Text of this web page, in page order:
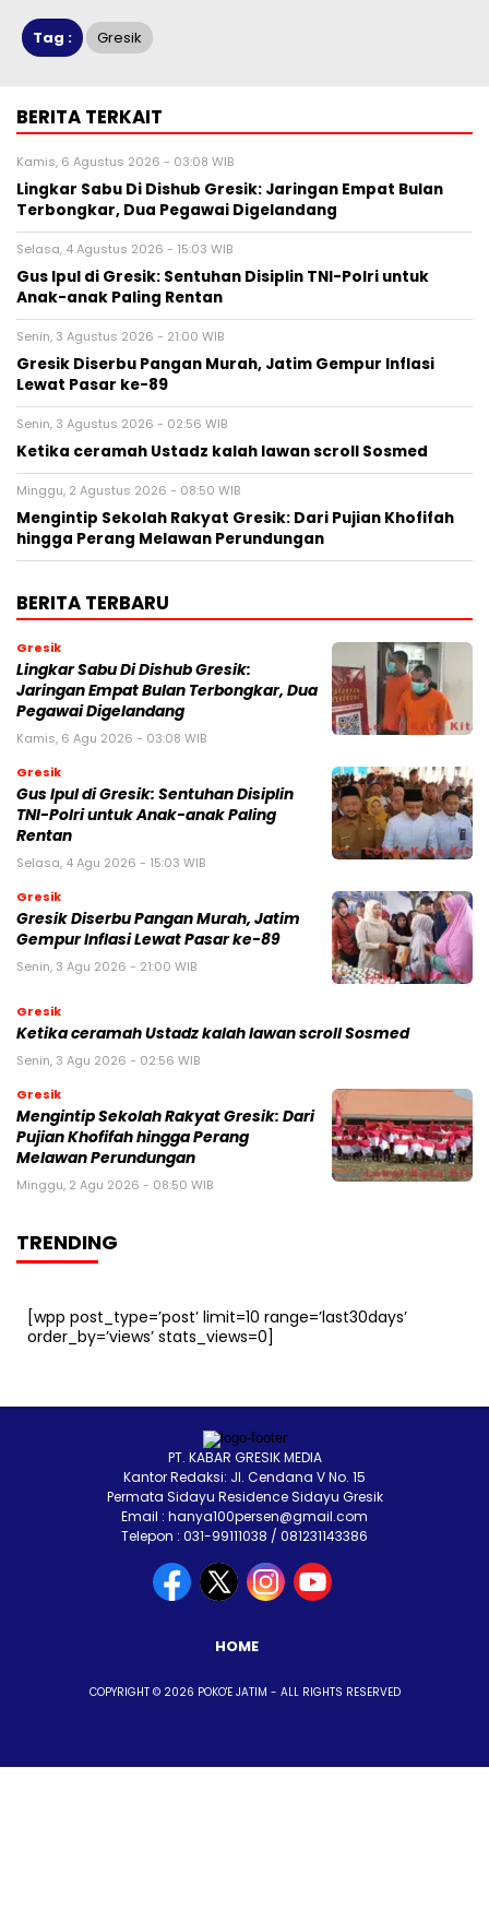
Tag : Gresik
BERITA TERKAIT
Kamis, 6 Agustus 2026 - 03:08 WIB
Lingkar Sabu Di Dishub Gresik: Jaringan Empat Bulan
Terbongkar, Dua Pegawai Digelandang
Selasa, 4 Agustus 2026 - 15:03 WIB
Gus Ipul di Gresik: Sentuhan Disiplin TNI-Polri untuk
Anak-anak Paling Rentan
Senin, 3 Agustus 2026 - 21:00 WIB
Gresik Diserbu Pangan Murah, Jatim Gempur Inflasi
Lewat Pasar ke-89
Senin, 3 Agustus 2026 - 02:56 WIB
Ketika ceramah Ustadz kalah lawan scroll Sosmed
Minggu, 2 Agustus 2026 - 08:50 WIB
Mengintip Sekolah Rakyat Gresik: Dari Pujian Khofifah
hingga Perang Melawan Perundungan
BERITA TERBARU
Gresik
Lingkar Sabu Di Dishub Gresik:
Jaringan Empat Bulan Terbongkar, Dua
Pegawai Digelandang
Kamis, 6 Agu 2026 - 03:08 WIB
Gresik
Gus Ipul di Gresik: Sentuhan Disiplin
TNI-Polri untuk Anak-anak Paling
Rentan
Selasa, 4 Agu 2026 - 15:03 WIB
Gresik
Gresik Diserbu Pangan Murah, Jatim
Gempur Inflasi Lewat Pasar ke-89
Senin, 3 Agu 2026 - 21:00 WIB
Gresik
Ketika ceramah Ustadz kalah lawan scroll Sosmed
Senin, 3 Agu 2026 - 02:56 WIB
Gresik
Mengintip Sekolah Rakyat Gresik: Dari
Pujian Khofifah hingga Perang
Melawan Perundungan
Minggu, 2 Agu 2026 - 08:50 WIB
TRENDING
[wpp post_type=’post’ limit=10 range=’last30days’
order_by=’views’ stats_views=0]
PT. KABAR GRESIK MEDIA
Kantor Redaksi: Jl. Cendana V No. 15
Permata Sidayu Residence Sidayu Gresik
Email : hanya100persen@gmail.com
Telepon : 031-99111038 / 081231143386
HOME
COPYRIGHT © 2026 POKO'E JATIM - ALL RIGHTS RESERVED